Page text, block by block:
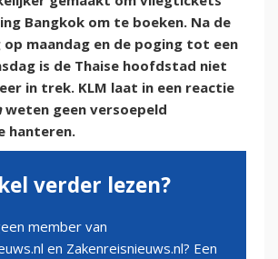
Bangkok om te boeken. Na de
maandag en de poging tot een
is de Thaise hoofdstad niet
in trek. KLM laat in een reactie
weten geen versoepeld
hanteren.
verder lezen?
member van
en Zakenreisnieuws.nl? Een